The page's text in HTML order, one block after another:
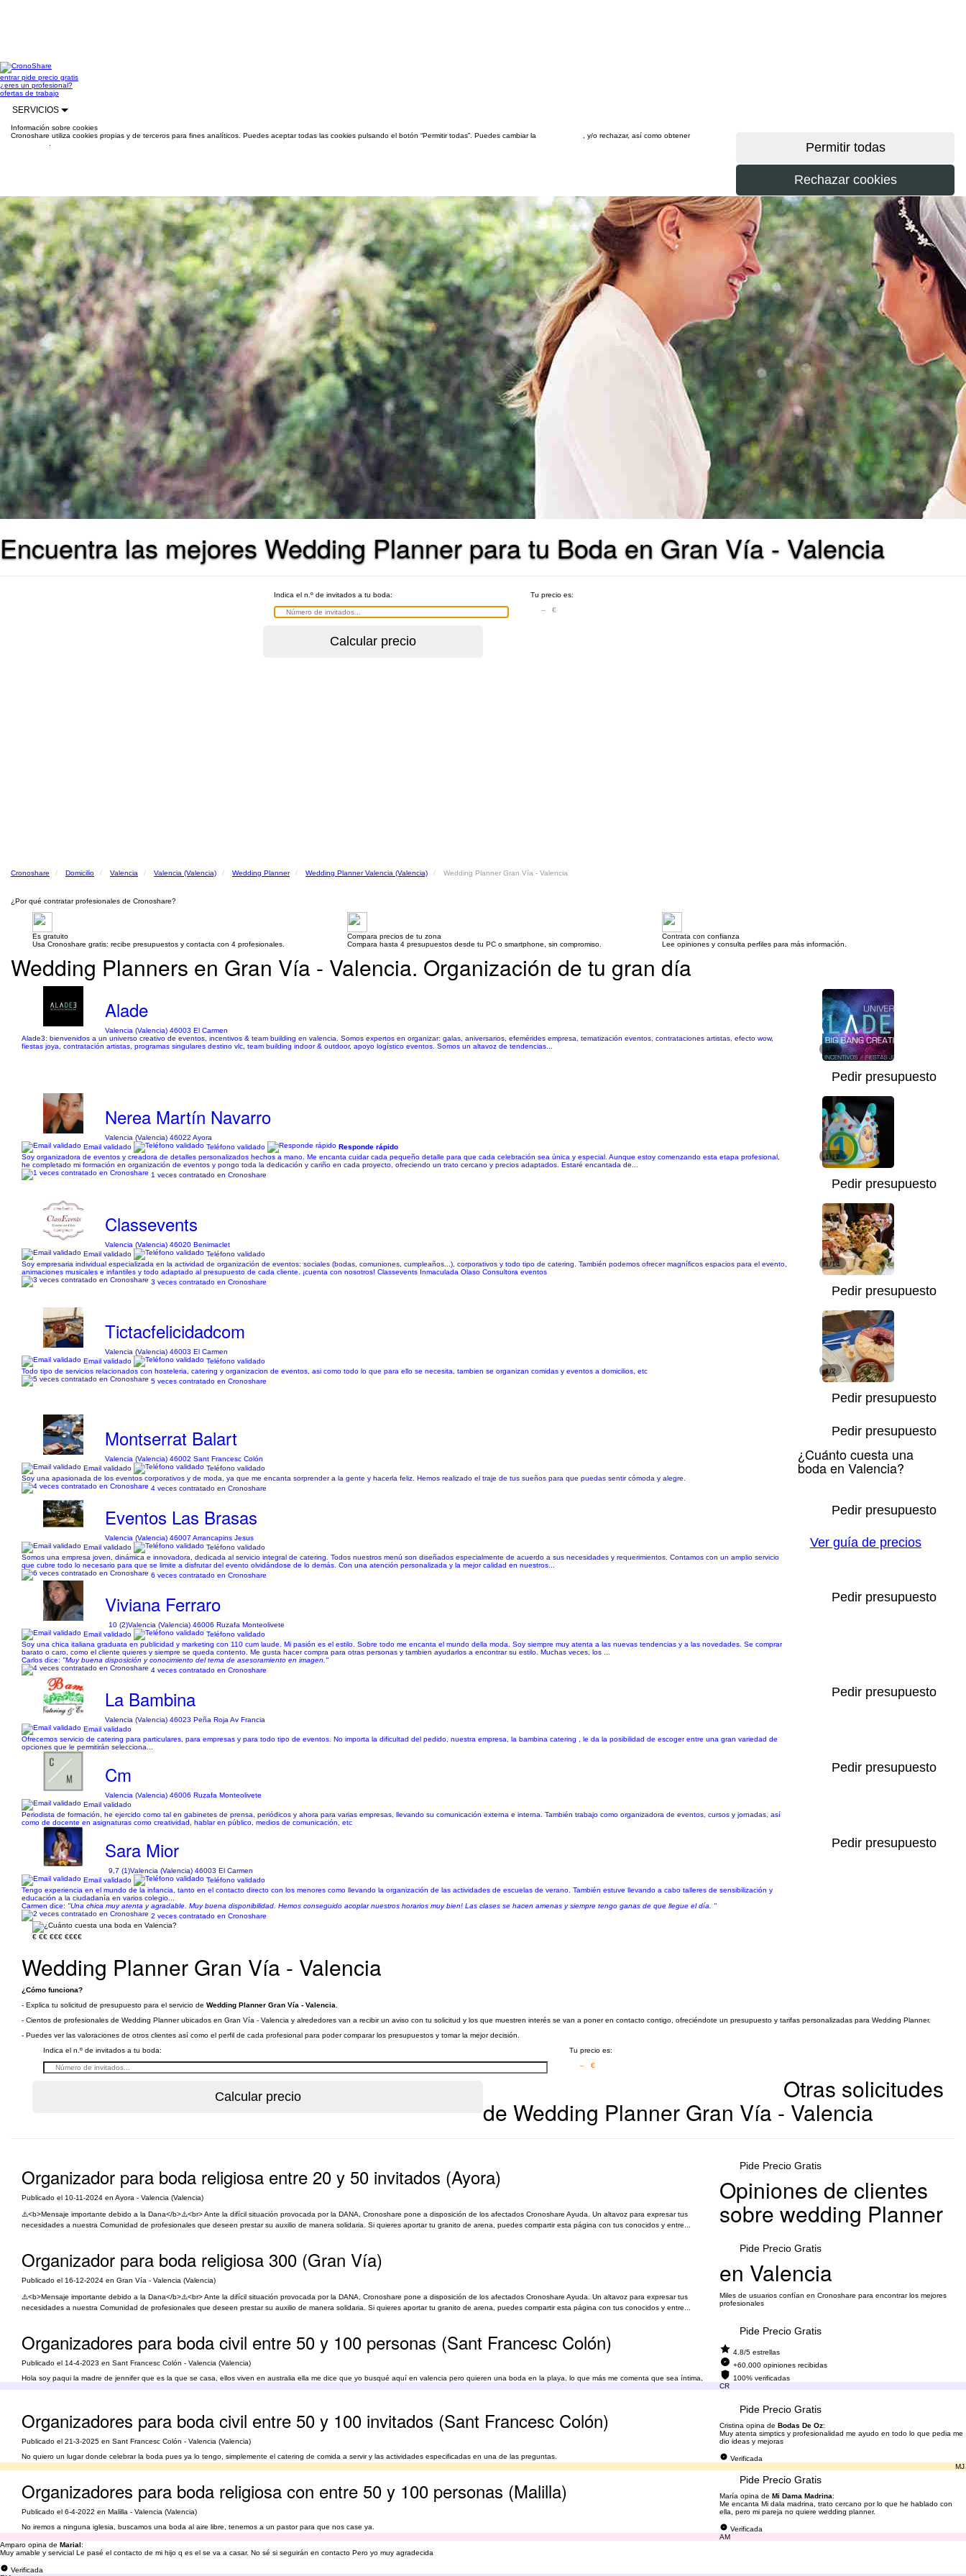
entrarpide precio gratis
¿eres un profesional?
ofertas de trabajo
SERVICIOS
Información sobre cookies
Cronoshare utiliza cookies propias y de terceros para fines analíticos. Puedes aceptar todas las cookies pulsando el botón “Permitir todas”. Puedes cambiar la
, y/o rechazar, así como obtener
Encuentra las mejores Wedding Planner para tu Boda en Gran Vía - Valencia
Indica el n.º de invitados a tu boda:
Tu precio es:
– €
Cronoshare Domicilio Valencia Valencia (Valencia) Wedding Planner Wedding Planner Valencia (Valencia) Wedding Planner Gran Vía - Valencia
¿Por qué contratar profesionales de Cronoshare?
Es gratuito
Usa Cronoshare gratis: recibe presupuestos y contacta con 4 profesionales.
Compara precios de tu zona
Compara hasta 4 presupuestos desde tu PC o smartphone, sin compromiso.
Contrata con confianza
Lee opiniones y consulta perfiles para más información.
Wedding Planners en Gran Vía - Valencia. Organización de tu gran día
Alade
Valencia (Valencia) 46003 El Carmen
Alade3: bienvenidos a un universo creativo de eventos, incentivos & team building en valencia. Somos expertos en organizar: galas, aniversarios, efemérides empresa, tematización eventos, contrataciones artistas, efecto wow,
fiestas joya, contratación artistas, programas singulares destino vlc, team building indoor & outdoor, apoyo logístico eventos. Somos un altavoz de tendencias...
1/8
Pedir presupuesto
Nerea Martín Navarro
Valencia (Valencia) 46022 Ayora
Email validado
Teléfono validado
Responde rápido
Soy organizadora de eventos y creadora de detalles personalizados hechos a mano. Me encanta cuidar cada pequeño detalle para que cada celebración sea única y especial. Aunque estoy comenzando esta etapa profesional,
he completado mi formación en organización de eventos y pongo toda la dedicación y cariño en cada proyecto, ofreciendo un trato cercano y precios adaptados. Estaré encantada de...
1 veces contratado en Cronoshare
1/12
Pedir presupuesto
Classevents
Valencia (Valencia) 46020 Benimaclet
Email validado
Teléfono validado
Soy empresaria individual especializada en la actividad de organización de eventos: sociales (bodas, comuniones, cumpleaños...), corporativos y todo tipo de catering. También podemos ofrecer magníficos espacios para el evento,
animaciones musicales e infantiles y todo adaptado al presupuesto de cada cliente. ¡cuenta con nosotros! Classevents Inmaculada Olaso Consultora eventos
3 veces contratado en Cronoshare
1/14
Pedir presupuesto
Tictacfelicidadcom
Valencia (Valencia) 46003 El Carmen
Email validado
Teléfono validado
Todo tipo de servicios relacionados con hosteleria, catering y organizacion de eventos, asi como todo lo que para ello se necesita, tambien se organizan comidas y eventos a domicilios, etc
5 veces contratado en Cronoshare
1/2
Pedir presupuesto
Montserrat Balart
Valencia (Valencia) 46002 Sant Francesc Colón
Email validado
Teléfono validado
Soy una apasionada de los eventos corporativos y de moda, ya que me encanta sorprender a la gente y hacerla feliz. Hemos realizado el traje de tus sueños para que puedas sentir cómoda y alegre.
4 veces contratado en Cronoshare
Pedir presupuesto
Eventos Las Brasas
Valencia (Valencia) 46007 Arrancapins Jesus
Email validado
Teléfono validado
Somos una empresa joven, dinámica e innovadora, dedicada al servicio integral de catering. Todos nuestros menú son diseñados especialmente de acuerdo a sus necesidades y requerimientos. Contamos con un amplio servicio
que cubre todo lo necesario para que se limite a disfrutar del evento olvidándose de lo demás. Con una atención personalizada y la mejor calidad en nuestros...
6 veces contratado en Cronoshare
Pedir presupuesto
Viviana Ferraro
10 (2)Valencia (Valencia) 46006 Ruzafa Monteolivete
Email validado
Teléfono validado
Soy una chica italiana graduata en publicidad y marketing con 110 cum laude. Mi pasión es el estilo. Sobre todo me encanta el mundo della moda. Soy siempre muy atenta a las nuevas tendencias y a las novedades. Se comprar
barato o caro, como el cliente quieres y siempre se queda contento. Me gusta hacer compra para otras personas y tambien ayudarlos a encontrar su estilo. Muchas veces, los ...
Carlos dice: "Muy buena disposición y conocimiento del tema de asesoramiento en imagen."
4 veces contratado en Cronoshare
Pedir presupuesto
La Bambina
Valencia (Valencia) 46023 Peña Roja Av Francia
Email validado
Ofrecemos servicio de catering para particulares, para empresas y para todo tipo de eventos. No importa la dificultad del pedido, nuestra empresa, la bambina catering , le da la posibilidad de escoger entre una gran variedad de
opciones que le permitirán selecciona...
Pedir presupuesto
Cm
Valencia (Valencia) 46006 Ruzafa Monteolivete
Email validado
Periodista de formación, he ejercido como tal en gabinetes de prensa, periódicos y ahora para varias empresas, llevando su comunicación externa e interna. También trabajo como organizadora de eventos, cursos y jornadas, así
como de docente en asignaturas como creatividad, hablar en público, medios de comunicación, etc
Pedir presupuesto
Sara Mior
9,7 (1)Valencia (Valencia) 46003 El Carmen
Email validado
Teléfono validado
Tengo experiencia en el mundo de la infancia, tanto en el contacto directo con los menores como llevando la organización de las actividades de escuelas de verano. También estuve llevando a cabo talleres de sensibilización y
educación a la ciudadanía en varios colegio...
Carmen dice: "Una chica muy atenta y agradable. Muy buena disponibilidad. Hemos conseguido acoplar nuestros horarios muy bien! Las clases se hacen amenas y siempre tengo ganas de que llegue el día. "
2 veces contratado en Cronoshare
Pedir presupuesto
¿Cuánto cuesta una
boda en Valencia?
Ver guía de precios
€ €€ €€€ €€€€
Wedding Planner Gran Vía - Valencia
¿Cómo funciona?
- Explica tu solicitud de presupuesto para el servicio de Wedding Planner Gran Vía - Valencia
- Cientos de profesionales de Wedding Planner ubicados en Gran Vía - Valencia y alrededores van a recibir un aviso con tu solicitud y los que muestren interés se van a poner en contacto contigo, ofreciéndote un presupuesto y tarifas personalizadas para Wedding Planner.
- Puedes ver las valoraciones de otros clientes así como el perfil de cada profesional para poder comparar los presupuestos y tomar la mejor decisión.
Indica el n.º de invitados a tu boda:
Tu precio es:
– €
Otras solicitudes
de Wedding Planner Gran Vía - Valencia
Organizador para boda religiosa entre 20 y 50 invitados (Ayora)
Publicado el 10-11-2024 en Ayora - Valencia (Valencia)
⚠️<b>Mensaje importante debido a la Dana</b>⚠️<br> Ante la difícil situación provocada por la DANA, Cronoshare pone a disposición de los afectados Cronoshare Ayuda. Un altavoz para expresar tus
necesidades a nuestra Comunidad de profesionales que deseen prestar su auxilio de manera solidaria. Si quieres aportar tu granito de arena, puedes compartir esta página con tus conocidos y entre...
Pide Precio Gratis
Organizador para boda religiosa 300 (Gran Vía)
Publicado el 16-12-2024 en Gran Vía - Valencia (Valencia)
⚠️<b>Mensaje importante debido a la Dana</b>⚠️<br> Ante la difícil situación provocada por la DANA, Cronoshare pone a disposición de los afectados Cronoshare Ayuda. Un altavoz para expresar tus
necesidades a nuestra Comunidad de profesionales que deseen prestar su auxilio de manera solidaria. Si quieres aportar tu granito de arena, puedes compartir esta página con tus conocidos y entre...
Pide Precio Gratis
Organizadores para boda civil entre 50 y 100 personas (Sant Francesc Colón)
Publicado el 14-4-2023 en Sant Francesc Colón - Valencia (Valencia)
Hola soy paqui la madre de jennifer que es la que se casa, ellos viven en australia ella me dice que yo busqué aquí en valencia pero quieren una boda en la playa, lo que más me comenta que sea íntima,
Pide Precio Gratis
Organizadores para boda civil entre 50 y 100 invitados (Sant Francesc Colón)
Publicado el 21-3-2025 en Sant Francesc Colón - Valencia (Valencia)
No quiero un lugar donde celebrar la boda pues ya lo tengo, simplemente el catering de comida a servir y las actividades especificadas en una de las preguntas.
Pide Precio Gratis
Organizadores para boda religiosa con entre 50 y 100 personas (Malilla)
Publicado el 6-4-2022 en Malilla - Valencia (Valencia)
No iremos a ninguna iglesia, buscamos una boda al aire libre, tenemos a un pastor para que nos case ya.
Pide Precio Gratis
Opiniones de clientes
sobre wedding Planner
en Valencia
Miles de usuarios confían en Cronoshare para encontrar los mejores
profesionales
4.8/5 estrellas
+60.000 opiniones recibidas
100% verificadas
CR
Cristina opina de Bodas De Oz:
Muy atenta simptics y profesionalidad me ayudo en todo lo que pedia me
dio ideas y mejoras
Verificada
MJ
María opina de Mi Dama Madrina:
Me encanta Mi dala madrina, trato cercano por lo que he hablado con
ella, pero mi pareja no quiere wedding planner.
Verificada
AM
Amparo opina de Marial:
Muy amable y servicial Le pasé el contacto de mi hijo q es el se va a casar. No sé si seguirán en contacto Pero yo muy agradecida
Verificada